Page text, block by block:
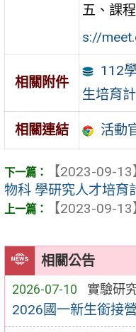
相關公告
2026-07-10 實驗研
2026國一新生銜接
五、課
s://
相關附件
112
生培育
相關連結 活動
【2023-09-13
物科 學研究人才培育
【2023-09-13